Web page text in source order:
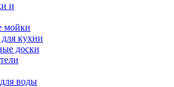
и
мойки
кухни
доски
воды